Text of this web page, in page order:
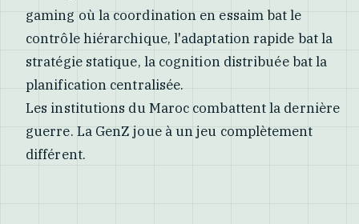
gaming où la coordination en essaim bat le
contrôle hiérarchique, l'adaptation rapide bat la
stratégie statique, la cognition distribuée bat la
planification centralisée.
Les institutions du Maroc combattent la dernière
guerre. La GenZ joue à un jeu complètement
différent.